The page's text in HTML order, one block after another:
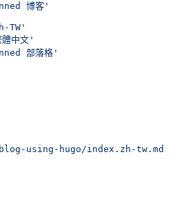
博客'
TW'
中文'
部落格'
using-hugo/index.zh-tw.md